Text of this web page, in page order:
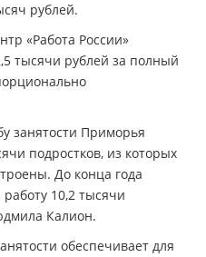
рублей.
«Работа России»
тысячи рублей за полный
занятости Приморья
подростков, из которых
До конца года
10,2 тысячи
Калион.
обеспечивает для